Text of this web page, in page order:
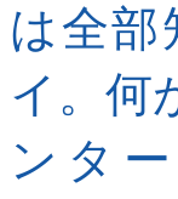
は全
イ。何
ンタ